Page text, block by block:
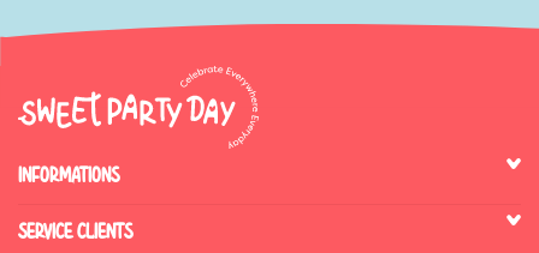
INFORMATIONS
SERVICE CLIENTS